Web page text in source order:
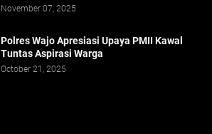
November 07, 2025
Polres Wajo Apresiasi Upaya PMII Kawal
Tuntas Aspirasi Warga
October 21, 2025